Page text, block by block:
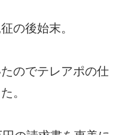
の後始末。
のでテレアポの仕
。